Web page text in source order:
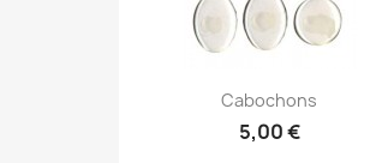
Cabochons
5,00 €